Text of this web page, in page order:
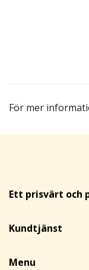
För mer
Ett prisvärt
Kundtjänst
Menu